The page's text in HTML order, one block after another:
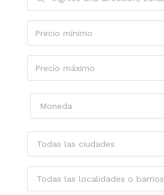
Moneda
Todas las ciudades
Todas las localidades o barrios